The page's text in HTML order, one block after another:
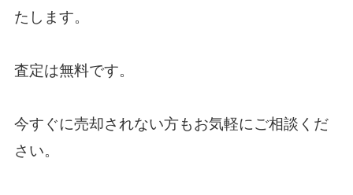
たします。
査定は無料です。
今すぐに売却されない方もお気軽にご相談くだ
さい。